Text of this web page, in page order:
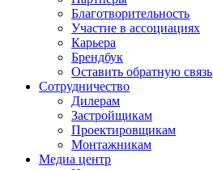
Благотворительность
Участие в ассоциациях
Карьера
Брендбук
Оставить обратную связь
Сотрудничество
Дилерам
Застройщикам
Проектировщикам
Монтажникам
Медиа центр